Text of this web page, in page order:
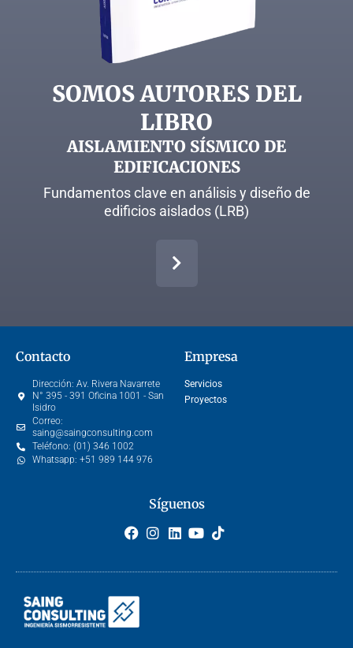
SOMOS AUTORES DEL
LIBRO
AISLAMIENTO SÍSMICO DE
EDIFICACIONES
Fundamentos clave en análisis y diseño de
edificios aislados (LRB)
Contacto
Dirección: Av. Rivera Navarrete
N° 395 - 391 Oficina 1001 - San
Isidro
Correo:
saing@saingconsulting.com
Teléfono: (01) 346 1002
Whatsapp: +51 989 144 976
Empresa
Servicios
Proyectos
Síguenos